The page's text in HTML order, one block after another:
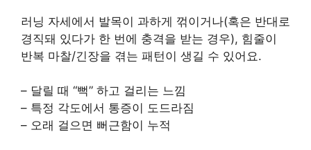
러닝 자세에서 발목이 과하게 꺾이거나(혹은 반대로
경직돼 있다가 한 번에 충격을 받는 경우), 힘줄이
반복 마찰/긴장을 겪는 패턴이 생길 수 있어요.
– 달릴 때 “뻑” 하고 걸리는 느낌
– 특정 각도에서 통증이 도드라짐
– 오래 걸으면 뻐근함이 누적